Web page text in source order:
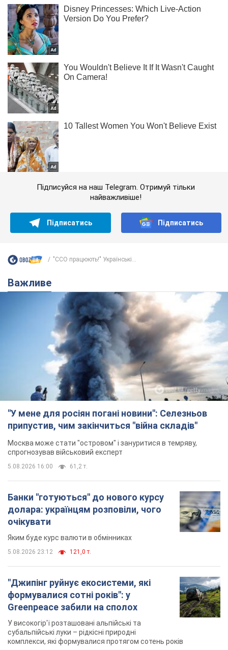
Підписуйся на наш Telegram. Отримуй тільки
найважливіше!
Підписатись Підписатись
"ССО працюють!" Українські...
Важливе
"У мене для росіян погані новини": Селезньов
припустив, чим закінчиться "війна складів"
Москва може стати "островом" і зануритися в темряву,
спрогнозував військовий експерт
5.08.2026 16:00 61,2 т.
Банки "готуються" до нового курсу
долара: українцям розповіли, чого
очікувати
Яким буде курс валюти в обмінниках
5.08.2026 23:12 121,0 т.
"Джипінг руйнує екосистеми, які
формувалися сотні років": у
Greenpeace забили на сполох
У високогір'ї розташовані альпійські та
субальпійські луки – рідкісні природні
комплекси, які формувалися протягом сотень років